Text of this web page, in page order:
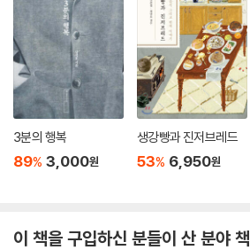
3분의 행복
89% 3,000원
생강빵과 진저브레드
53% 6,950원
이 책을 구입하신 분들이 산 분야 책